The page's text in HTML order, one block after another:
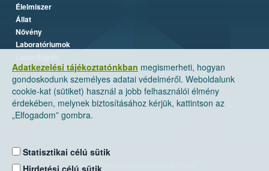
Adatkezelési tájékoztatónkban megismerheti, hogyan
gondoskodunk személyes adatai védelméről. Weboldalunk
cookie-kat (sütiket) használ a jobb felhasználói élmény
érdekében, melynek biztosításához kérjük, kattintson az
„Elfogadom” gombra.
Statisztikai célú sütik
Hirdetési célú sütik
Élelmiszer
Állat
Növény
Laboratóriumok
Nemzeti Élelmiszerlánc-biztonsági Hivatal